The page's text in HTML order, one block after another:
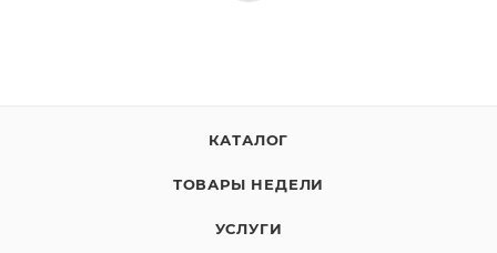
КАТАЛОГ
ТОВАРЫ НЕДЕЛИ
УСЛУГИ